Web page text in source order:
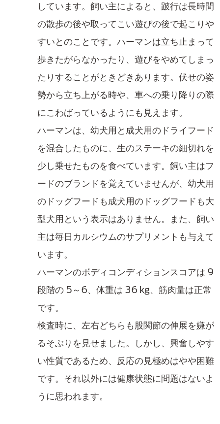
しています。飼い主によると、跛行は長時間
の散歩の後や取ってこい遊びの後で起こりや
すいとのことです。ハーマンは立ち止まって
歩きたがらなかったり、遊びをやめてしまっ
たりすることがときどきあります。伏せの姿
勢から立ち上がる時や、車への乗り降りの際
にこわばっているようにも見えます。
ハーマンは、幼犬用と成犬用のドライフード
を混合したものに、生のステーキの細切れを
少し乗せたものを食べています。飼い主はフ
ードのブランドを覚えていませんが、幼犬用
のドッグフードも成犬用のドッグフードも大
型犬用という表示はありません。また、飼い
主は毎日カルシウムのサプリメントも与えて
います。
ハーマンのボディコンディションスコアは 9
段階の 5～6、体重は 36 kg、筋肉量は正常
です。
検査時に、左右どちらも股関節の伸展を嫌が
るそぶりを見せました。しかし、興奮しやす
い性質であるため、反応の見極めはやや困難
です。それ以外には健康状態に問題はないよ
うに思われます。